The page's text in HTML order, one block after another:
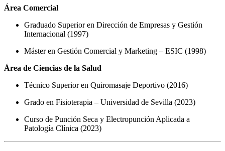
Área Comercial
Graduado Superior en Dirección de Empresas y Gestión
Internacional (1997)
Máster en Gestión Comercial y Marketing – ESIC (1998)
Área de Ciencias de la Salud
Técnico Superior en Quiromasaje Deportivo (2016)
Grado en Fisioterapia – Universidad de Sevilla (2023)
Curso de Punción Seca y Electropunción Aplicada a
Patología Clínica (2023)